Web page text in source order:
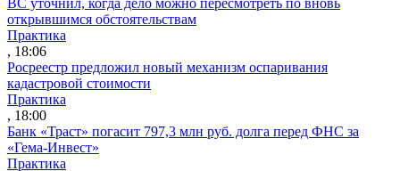
открывшимся обстоятельствам
Практика
, 18:06
Росреестр предложил новый механизм оспаривания
кадастровой стоимости
Практика
, 18:00
Банк «Траст» погасит 797,3 млн руб. долга перед ФНС за
«Гема-Инвест»
Практика